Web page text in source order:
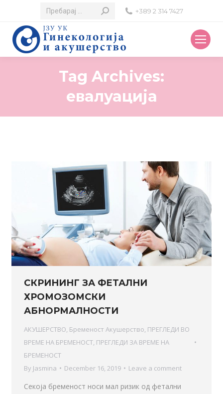
Search:
+389 2 314 7427
Tag Archives:
евалуација
СКРИНИНГ ЗА ФЕТАЛНИ
ХРОМОЗОМСКИ
АБНОРМАЛНОСТИ
АКУШЕРСТВО, Бременост Акушерство, ПРЕГЛЕДИ ВО
ВРЕМЕ НА БРЕМЕНОСТ, ПРЕГЛЕДИ ЗА ВРЕМЕ НА
БРЕМЕНОСТ
By Jasmina December 16, 2019 Leave a comment
Секоја бременост носи мал ризик од фетални